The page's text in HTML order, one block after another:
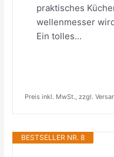
praktisches
wellenmesser
Ein tolles...
Preis inkl. MwSt., zzgl.
BESTSELLER NR. 8